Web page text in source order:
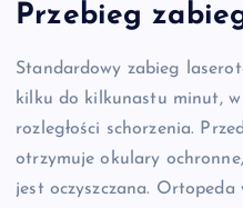
Przebieg
Standardowy zabieg
kilku do kilkunastu minut,
rozległości schorzenia.
otrzymuje okulary
jest oczyszczana. Ortopeda